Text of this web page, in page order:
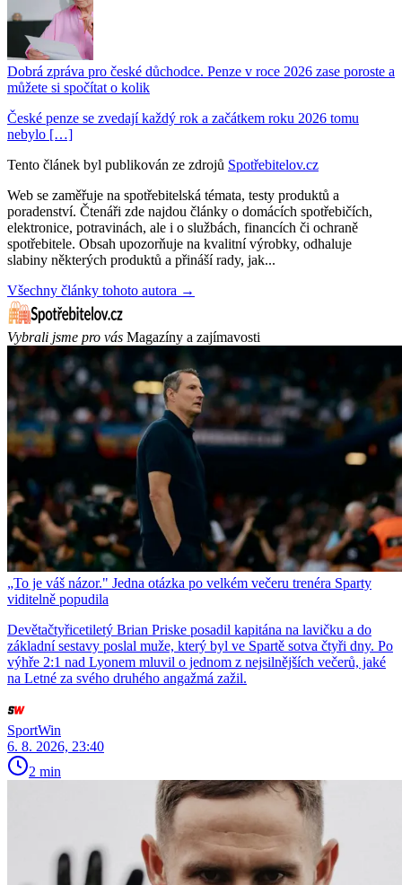
Dobrá zpráva pro české důchodce. Penze v roce 2026 zase poroste a
můžete si spočítat o kolik
České penze se zvedají každý rok a začátkem roku 2026 tomu
nebylo […]
Tento článek byl publikován ze zdrojů Spotřebitelov.cz
Web se zaměřuje na spotřebitelská témata, testy produktů a
poradenství. Čtenáři zde najdou články o domácích spotřebičích,
elektronice, potravinách, ale i o službách, financích či ochraně
spotřebitele. Obsah upozorňuje na kvalitní výrobky, odhaluje
slabiny některých produktů a přináší rady, jak...
Všechny články tohoto autora →
Vybrali jsme pro vás Magazíny a zajímavosti
„To je váš názor." Jedna otázka po velkém večeru trenéra Sparty
viditelně popudila
Devětačtyřicetiletý Brian Priske posadil kapitána na lavičku a do
základní sestavy poslal muže, který byl ve Spartě sotva čtyři dny. Po
výhře 2:1 nad Lyonem mluvil o jednom z nejsilnějších večerů, jaké
na Letné za svého druhého angažmá zažil.
SportWin
6. 8. 2026, 23:40
2 min